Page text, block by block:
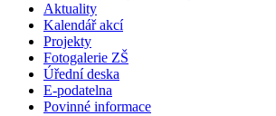
Aktuality
Kalendář akcí
Projekty
Fotogalerie ZŠ
Úřední deska
E-podatelna
Povinné informace